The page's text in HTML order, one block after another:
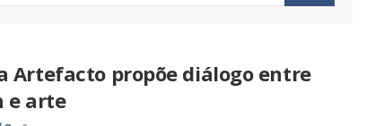
Artefacto propõe diálogo entre
e arte